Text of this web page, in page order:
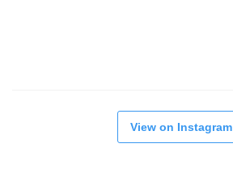
View on Instagram